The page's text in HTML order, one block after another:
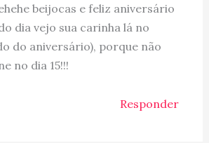
beijocas e feliz aniversário
dia vejo sua carinha lá no
do aniversário), porque não
no dia 15!!!
Responder